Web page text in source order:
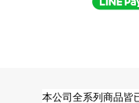
本公司全系列商品皆